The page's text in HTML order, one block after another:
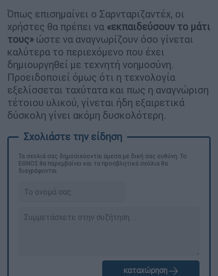
Όπως επισημαίνει ο Σαρνταριζαντέχ, οι
χρήστες θα πρέπει να «εκπαιδεύσουν το μάτι
τους» ώστε να αναγνωρίζουν όσο γίνεται
καλύτερα το περιεχόμενο που έχει
δημιουργηθεί με τεχνητή νοημοσύνη.
Προειδοποιεί όμως ότι η τεχνολογία
εξελίσσεται ταχύτατα και πως η αναγνώριση
τέτοιου υλικού, γίνεται ήδη εξαιρετικά
δύσκολη γίνει ακόμη δυσκολότερη.
Τα σχολιά σας δημοσιεύονται άμεσα με δική σας ευθύνη. Το
ΕΘΝΟΣ θα παρεμβαίνει και τα προσβλητικά σχόλια θα
διαγράφονται
καταχώρηση